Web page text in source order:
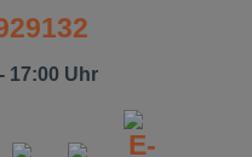
17:00 Uhr